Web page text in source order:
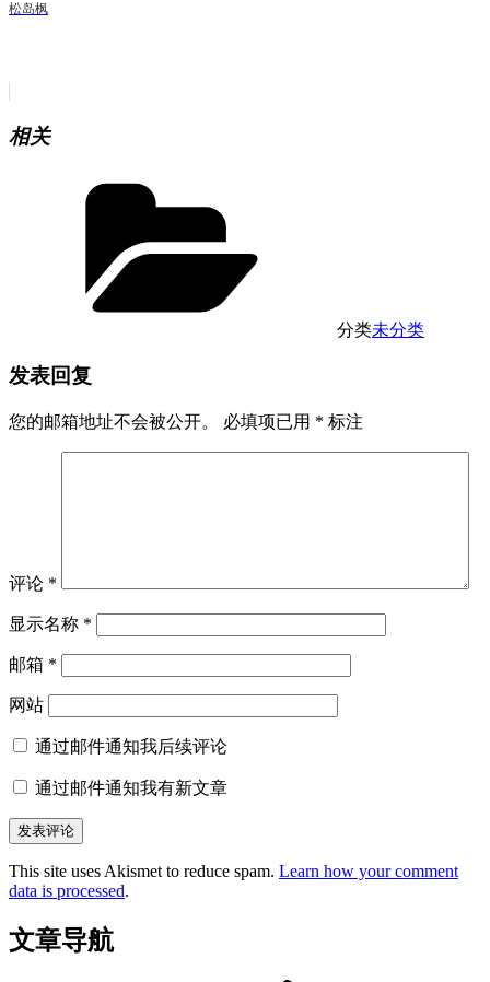
松岛枫
相关
分类未分类
发表回复
您的邮箱地址不会被公开。 必填项已用 * 标注
评论 *
显示名称 *
邮箱 *
网站
通过邮件通知我后续评论
通过邮件通知我有新文章
This site uses Akismet to reduce spam. Learn how your comment
data is processed.
文章导航